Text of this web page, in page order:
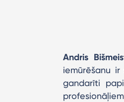
Andris
iemūrēšanu ir
gandarīti